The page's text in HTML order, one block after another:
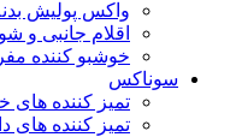
واکس پولیش
اقلام جانبی و
خوشبو کننده مفرا
سوناکس
تمیز کننده
تمیز کننده